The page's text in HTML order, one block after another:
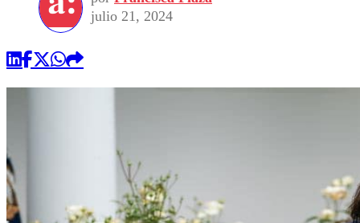
julio 21, 2024